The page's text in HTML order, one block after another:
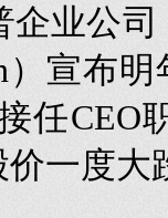
企业公
）宣布
任CEO
一度大